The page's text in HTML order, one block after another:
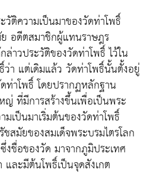
ติความเป็นมาของวัดท่าโพธิ์
อดีตสมาชิกผู้แทนราษฎร
าวประวัติของวัดท่าโพธิ์ ไว้ใน
า แต่เดิมแล้ว วัดท่าโพธิ์นั้นตั้งอยู่
ท่าโพธิ์ โดยปรากฏหลักฐาน
ที่มีการสร้างขึ้นเพื่อเป็นพระ
เป็นมาเริ่มต้นของวัดท่าโพธิ์
สมัยของสมเด็จพระบรมไตรโลก
ชื่อของวัด มาจากภูมิประเทศ
ละมีต้นโพธิ์เป็นจุดสังเกต